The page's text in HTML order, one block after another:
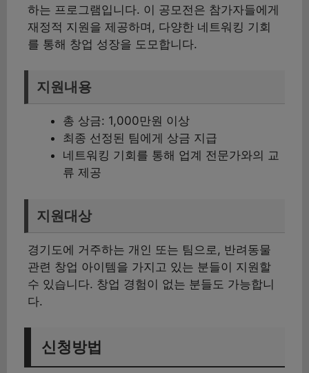
하는 프로그램입니다. 이 공모전은 참가자들에게
재정적 지원을 제공하며, 다양한 네트워킹 기회
를 통해 창업 성장을 도모합니다.
지원내용
총 상금: 1,000만원 이상
최종 선정된 팀에게 상금 지급
네트워킹 기회를 통해 업계 전문가와의 교
류 제공
지원대상
경기도에 거주하는 개인 또는 팀으로, 반려동물
관련 창업 아이템을 가지고 있는 분들이 지원할
수 있습니다. 창업 경험이 없는 분들도 가능합니
다.
신청방법